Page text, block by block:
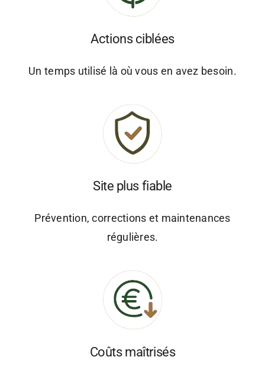
Actions ciblées
Un temps utilisé là où vous en avez besoin.
Site plus fiable
Prévention, corrections et maintenances
régulières.
Coûts maîtrisés